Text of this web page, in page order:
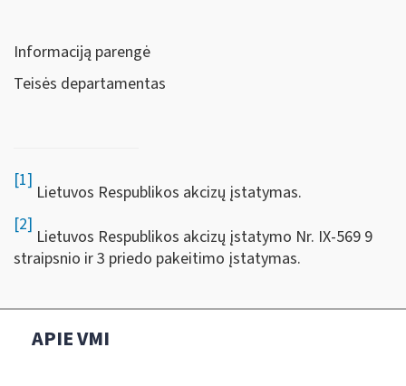
Informaciją parengė
Teisės departamentas
[1]
Lietuvos Respublikos akcizų įstatymas.
[2]
Lietuvos Respublikos akcizų įstatymo Nr. IX-569 9
straipsnio ir 3 priedo pakeitimo įstatymas.
APIE VMI